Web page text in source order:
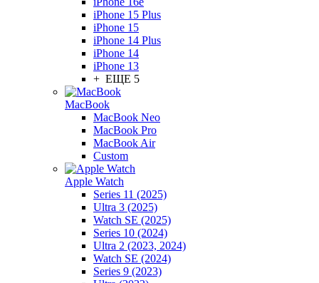
iPhone 15 Plus
iPhone 15
iPhone 14 Plus
iPhone 14
iPhone 13
+ ЕЩЕ 5
MacBook
MacBook Neo
MacBook Pro
MacBook Air
Custom
Apple Watch
Series 11 (2025)
Ultra 3 (2025)
Watch SE (2025)
Series 10 (2024)
Ultra 2 (2023, 2024)
Watch SE (2024)
Series 9 (2023)